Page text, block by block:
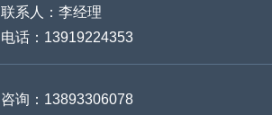
联系人：李经理
电话：13919224353
咨询：13893306078